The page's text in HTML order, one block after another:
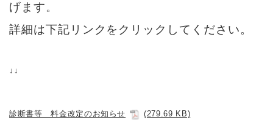
げます。
詳細は下記リンクをクリックしてください。
↓↓
診断書等 料金改定のお知らせ (279.69 KB)